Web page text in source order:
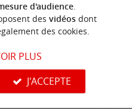
POUR VOUS
d'audience.
des vidéosdont
des cookies.
PLUS
J'ACCEPTE